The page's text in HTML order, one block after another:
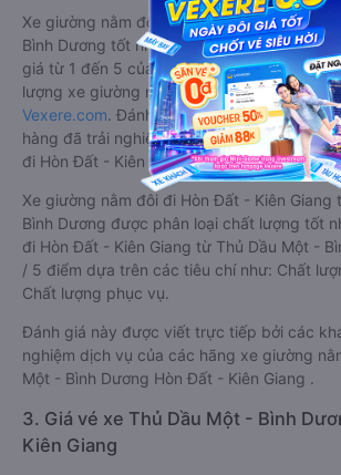
Xe giường nằm đôi đi Hòn Đất - Kiên Giang
Bình Dương tốt nhất được phân loại chất
giá từ 1 đến 5 của khách hàng với các tiêu
lượng xe giường nằm đôi, Đúng giờ, Chất
Vexere.com. Đánh giá này được viết trực
hàng đã trải nghiệm các hãng Xe Thủ Dầu
đi Hòn Đất - Kiên Giang.
Xe giường nằm đôi đi Hòn Đất - Kiên Giang
Bình Dương được phân loại chất lượng tốt
đi Hòn Đất - Kiên Giang từ Thủ Dầu Một -
/ 5 điểm dựa trên các tiêu chí như: Chất
Chất lượng phục vụ.
Đánh giá này được viết trực tiếp bởi các
nghiệm dịch vụ của các hãng xe giường
Một - Bình Dương Hòn Đất - Kiên Giang .
3. Giá vé xe Thủ Dầu Một - Bình
Kiên Giang